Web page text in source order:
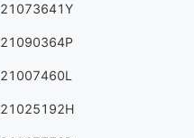
21073641Y
21090364P
21007460L
21025192H